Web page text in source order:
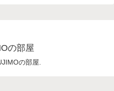
の部屋
の部屋.